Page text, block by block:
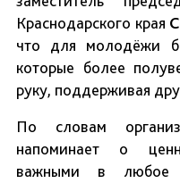
Краснодарского края
что для молодёжи
которые более
руку, поддерживая
По словам
напоминает о
важными в любое